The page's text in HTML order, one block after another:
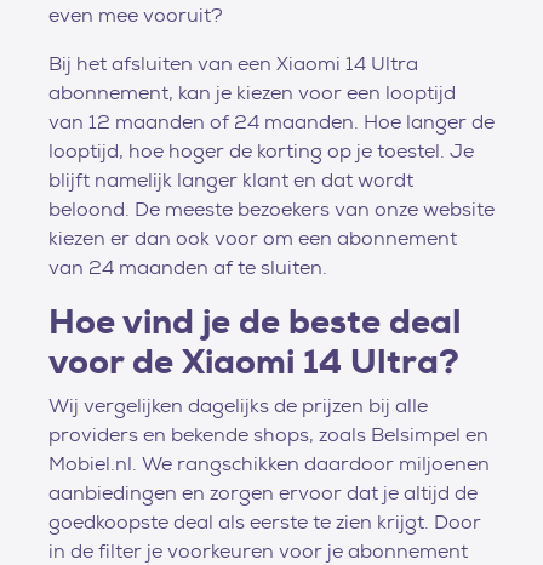
even mee vooruit?
Bij het afsluiten van een Xiaomi 14 Ultra
abonnement, kan je kiezen voor een looptijd
van 12 maanden of 24 maanden. Hoe langer de
looptijd, hoe hoger de korting op je toestel. Je
blijft namelijk langer klant en dat wordt
beloond. De meeste bezoekers van onze website
kiezen er dan ook voor om een abonnement
van 24 maanden af te sluiten.
Hoe vind je de beste deal
voor de Xiaomi 14 Ultra?
Wij vergelijken dagelijks de prijzen bij alle
providers en bekende shops, zoals Belsimpel en
Mobiel.nl. We rangschikken daardoor miljoenen
aanbiedingen en zorgen ervoor dat je altijd de
goedkoopste deal als eerste te zien krijgt. Door
in de filter je voorkeuren voor je abonnement